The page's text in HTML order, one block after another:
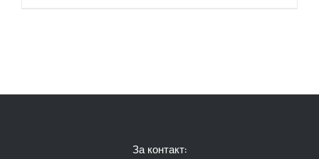
За контакт: